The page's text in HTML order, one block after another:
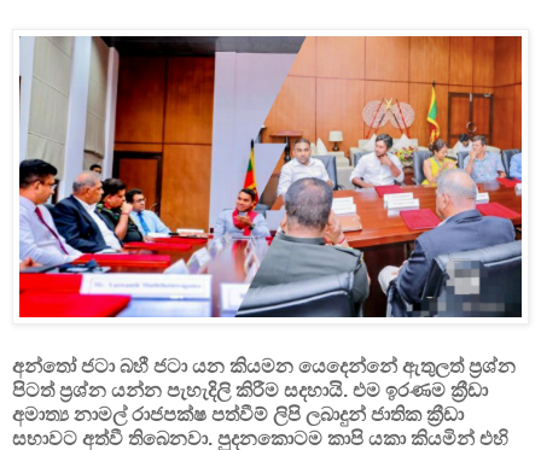
අන්තෝ ජටා බහී ජටා යන කියමන යෙදෙන්නේ ඇතුලත් ප්‍රශ්න
පිටත් ප්‍රශ්න යන්න පැහැදිලි කිරීම සදහායි. එම ඉරණම ක්‍රීඩා
අමාත්‍ය නාමල් රාජපක්ෂ පත්වීම් ලිපි ලබාදුන් ජාතික ක්‍රීඩා
සභාවට අත්වී තිබෙනවා. පුදනකොටම කාපි යකා කියමින් එහි